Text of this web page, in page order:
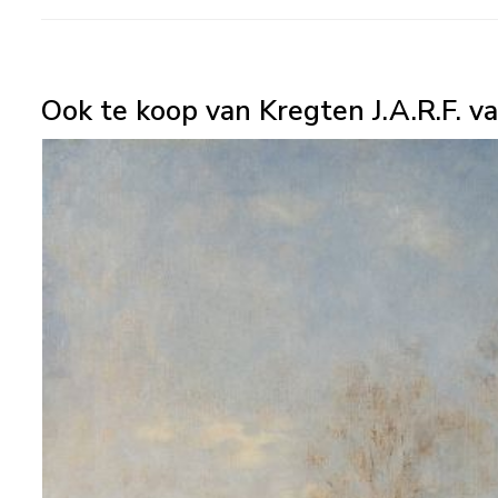
Ook te koop van Kregten J.A.R.F.